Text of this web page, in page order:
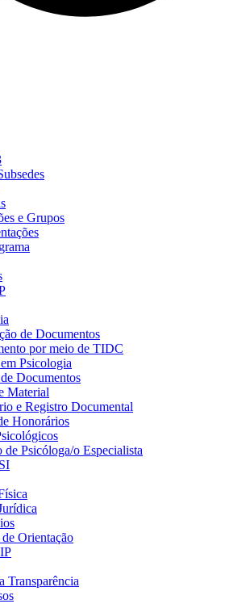
e Grupos
de Documentos
por meio de TIDC
Psicologia
Documentos
Material
e Registro Documental
Honorários
de Psicóloga/o Especialista
de Orientação
Transparência